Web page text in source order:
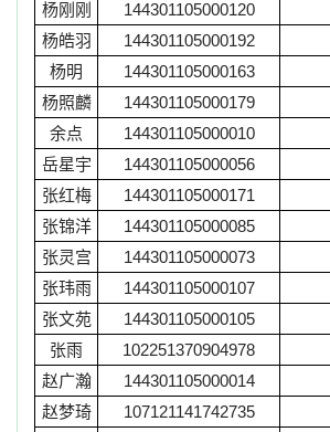
杨刚刚
144301105000120
杨皓羽
144301105000192
杨明
144301105000163
杨照麟
144301105000179
余点
144301105000010
岳星宇
144301105000056
张红梅
144301105000171
张锦洋
144301105000085
张灵宫
144301105000073
张玮雨
144301105000107
张文苑
144301105000105
张雨
102251370904978
赵广瀚
144301105000014
赵梦琦
107121141742735